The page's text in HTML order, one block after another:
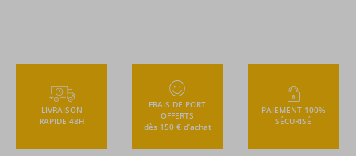
LIVRAISON
RAPIDE 48H
FRAIS DE PORT
OFFERTS
dès 150 € d’achat
PAIEMENT 100%
SÉCURISÉ